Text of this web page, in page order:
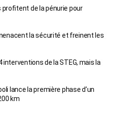
profitent de la pénurie pour
la sécurité et freinent les
interventions de la STEG, mais la
lance la première phase d’un
km